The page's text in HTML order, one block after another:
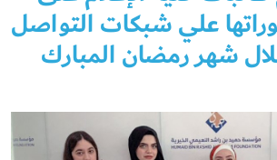
علي شبكات التواصل
شهر رمضان المبارك